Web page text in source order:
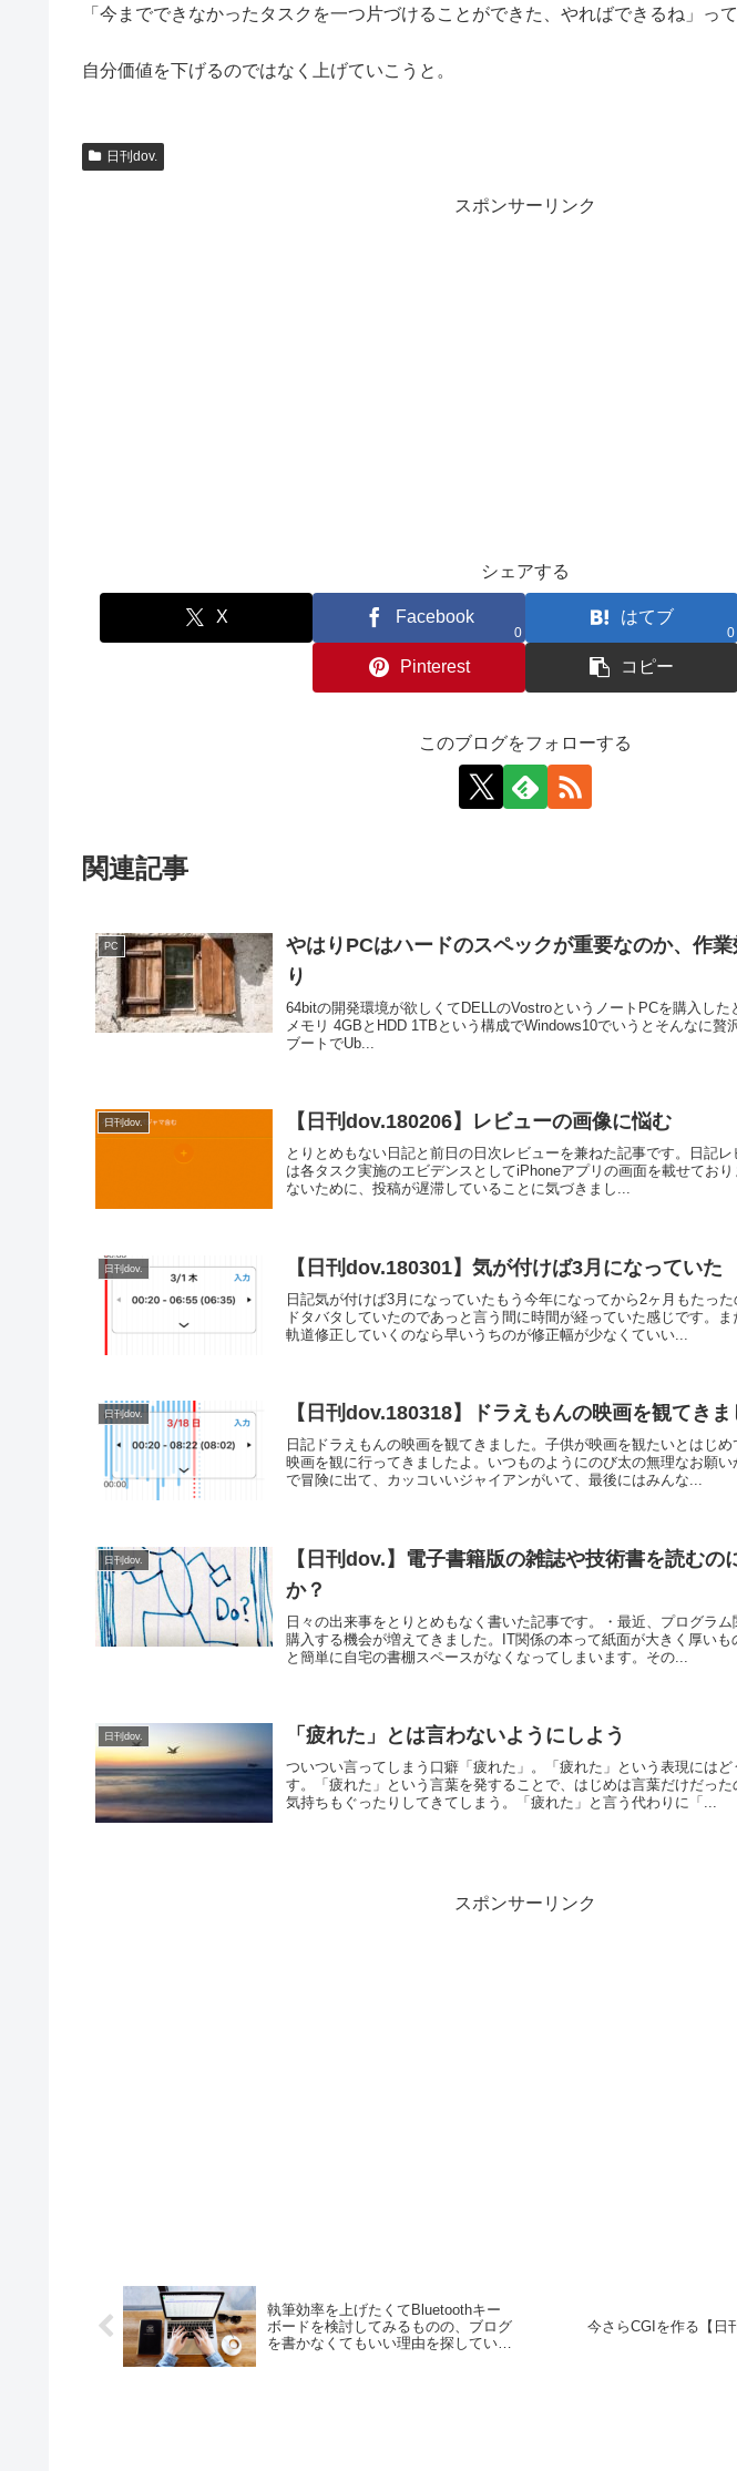
「今までできなかったタスクを一つ片づけることができた、やればできるね」って
自分価値を下げるのではなく上げていこうと。
日刊dov.
スポンサーリンク
シェアする
X Facebook
0
はてブ
0
Pinterest コピー
このブログをフォローする
関連記事
PC
やはりPCはハードのスペックが重要なのか、作
り
64bitの開発環境が欲しくてDELLのVostroというノートPCを購入し
メモリ 4GBとHDD 1TBという構成でWindows10でいうとそんなに贅
ブートでUb...
日刊dov. 【日刊dov.180206】レビューの画像に悩む
とりとめもない日記と前日の日次レビューを兼ねた記事です。日記
は各タスク実施のエビデンスとしてiPhoneアプリの画面を載せてお
ないために、投稿が遅滞していることに気づきまし...
日刊dov. 【日刊dov.180301】気が付けば3月になっていた
日記気が付けば3月になっていたもう今年になってから2ヶ月もたっ
ドタバタしていたのであっと言う間に時間が経っていた感じです。
軌道修正していくのなら早いうちのが修正幅が少なくていい...
日刊dov. 【日刊dov.180318】ドラえもんの映画を観てきま
日記ドラえもんの映画を観てきました。子供が映画を観たいとはじ
映画を観に行ってきましたよ。いつものようにのび太の無理なお願
で冒険に出て、カッコいいジャイアンがいて、最後にはみんな...
日刊dov.
【日刊dov.】電子書籍版の雑誌や技術書を読むの
か？
日々の出来事をとりとめもなく書いた記事です。・最近、プログラ
購入する機会が増えてきました。IT関係の本って紙面が大きく厚い
と簡単に自宅の書棚スペースがなくなってしまいます。その...
日刊dov. 「疲れた」とは言わないようにしよう
ついつい言ってしまう口癖「疲れた」。「疲れた」という表現には
す。「疲れた」という言葉を発することで、はじめは言葉だけだった
気持ちもぐったりしてきてしまう。「疲れた」と言う代わりに「...
スポンサーリンク
執筆効率を上げたくてBluetoothキー
ボードを検討してみるものの、ブログ
を書かなくてもいい理由を探している
今さらCGIを作る【日